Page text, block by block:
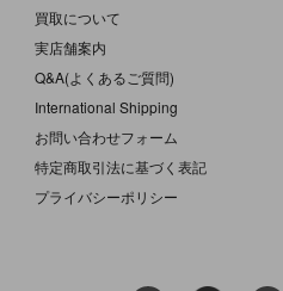
買取について
実店舗案内
Q&A(よくあるご質問)
International Shipping
お問い合わせフォーム
特定商取引法に基づく表記
プライバシーポリシー